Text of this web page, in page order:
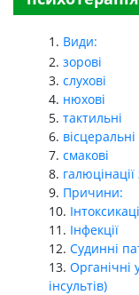
Види:
зорові
слухові
нюхові
тактильні
вісцеральні
смакові
Причини:
Інфекції
Судинні
Органічні
інсультів)